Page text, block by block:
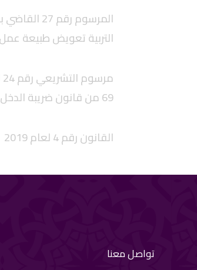
المرسوم
التربية تعويض طبيعة
69 من قانون ضريبة الدخل (القانون رقم 24 لعام 2003)
القانون رقم 4 لعام 2019
تواصل معنا